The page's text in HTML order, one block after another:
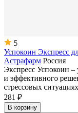
5
Успокоин Экспресс
Астрафарм Россия
Экспресс Успокоин –
и эффективного
стрессовых
281 ₽
В корзину